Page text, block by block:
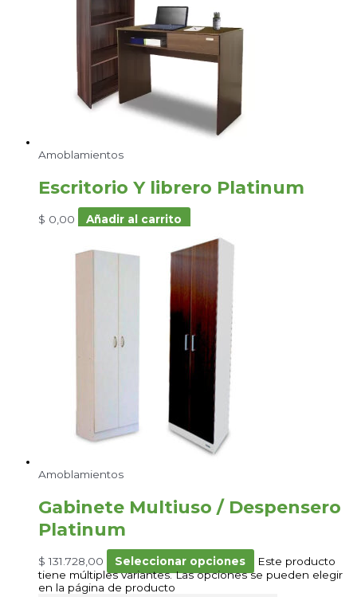
Amoblamientos
Escritorio Y librero Platinum
$ 0,00 Añadir al carrito
Amoblamientos
Gabinete Multiuso / Despensero
Platinum
$ 131.728,00 Seleccionar opciones
Este producto
tiene múltiples variantes. Las opciones se pueden elegir
en la página de producto